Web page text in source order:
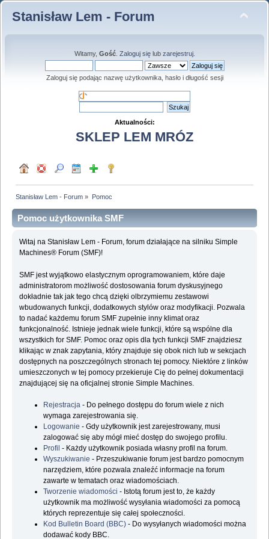
Stanisław Lem - Forum
Witamy, Gość. Zaloguj sięlub zarejestruj.
Zaloguj się podając nazwę użytkownika, hasło i długość sesji
Aktualności:
SKLEP LEM MRÓZ
Stanisław Lem - Forum » Pomoc
Pomoc użytkownika SMF
Witaj na Stanisław Lem - Forum, forum działające na silniku Simple
Machines® Forum (SMF)!
SMF jest wyjątkowo elastycznym oprogramowaniem, które daje
administratorom możliwość dostosowania forum dyskusyjnego
dokładnie tak jak tego chcą dzięki olbrzymiemu zestawowi
wbudowanych funkcji, dodatkowych stylów oraz modyfikacji. Pozwala
to nadać każdemu forum SMF zupełnie inny klimat oraz
funkcjonalność. Istnieje jednak wiele funkcji, które są wspólne dla
wszystkich for SMF. Pomoc oraz opis dla tych funkcji SMF znajdziesz
klikając w znak zapytania, który znajduje się obok nich lub w sekcjach
dostępnych na poszczególnych stronach tej pomocy. Niektóre z linków
umieszczonych w tej pomocy przekieruje Cię do pełnej dokumentacji
znajdującej się na oficjalnej stronie Simple Machines.
Rejestracja - Do pełnego dostępu do forum wiele z nich
wymaga zarejestrowania się.
Logowanie - Gdy użytkownik jest zarejestrowany, musi
zalogować się aby mógł mieć dostęp do swojego profilu.
Profil - Każdy użytkownik posiada własny profil na forum.
Wyszukiwanie - Przeszukiwanie forum jest bardzo pomocnym
narzędziem, które pozwala znaleźć informacje na forum
zawarte w tematach oraz wiadomościach.
Tworzenie wiadomości - Istotą forum jest to, że każdy
użytkownik ma możliwość wysyłania wiadomości za pomocą
których reprezentuje się całej społeczności.
Kod Bulletin Board (BBC) - Do wysyłanych wiadomości można
dodawać kody BBC.